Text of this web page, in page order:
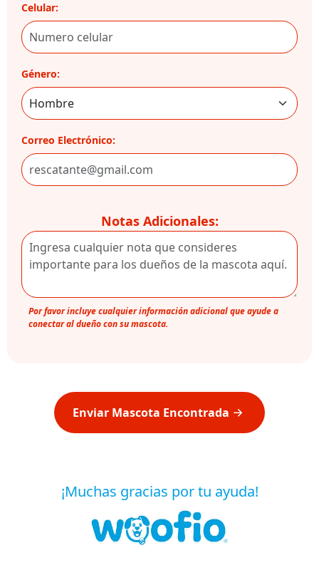
Celular:
Género:
Correo Electrónico:
Notas Adicionales:
Por favor incluye cualquier información adicional que ayude a
conectar al dueño con su mascota.
Enviar Mascota Encontrada
¡Muchas gracias por tu ayuda!